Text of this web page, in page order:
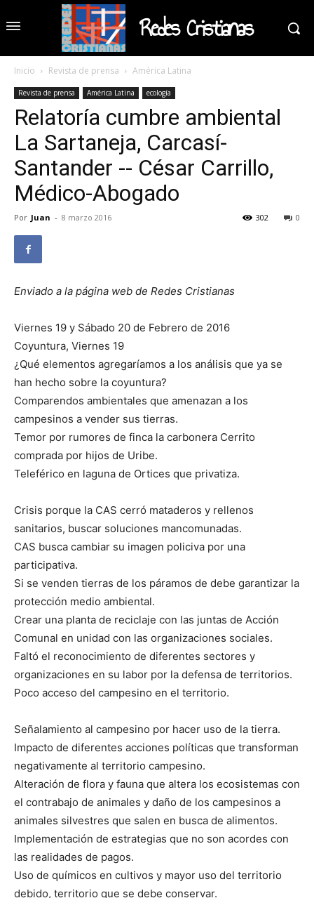
Redes Cristianas
Inicio Revista de prensa América Latina
Revista de prensa América Latina ecología
Relatoría cumbre ambiental
La Sartaneja, Carcasí-
Santander -- César Carrillo,
Médico-Abogado
Por Juan - 8 marzo 2016 0
302
Enviado a la página web de Redes Cristianas
Viernes 19 y Sábado 20 de Febrero de 2016
Coyuntura, Viernes 19
¿Qué elementos agregaríamos a los análisis que ya se
han hecho sobre la coyuntura?
Comparendos ambientales que amenazan a los
campesinos a vender sus tierras.
Temor por rumores de finca la carbonera Cerrito
comprada por hijos de Uribe.
Teleférico en laguna de Ortices que privatiza.
Crisis porque la CAS cerró mataderos y rellenos
sanitarios, buscar soluciones mancomunadas.
CAS busca cambiar su imagen policiva por una
participativa.
Si se venden tierras de los páramos de debe garantizar la
protección medio ambiental.
Crear una planta de reciclaje con las juntas de Acción
Comunal en unidad con las organizaciones sociales.
Faltó el reconocimiento de diferentes sectores y
organizaciones en su labor por la defensa de territorios.
Poco acceso del campesino en el territorio.
Señalamiento al campesino por hacer uso de la tierra.
Impacto de diferentes acciones políticas que transforman
negativamente al territorio campesino.
Alteración de flora y fauna que altera los ecosistemas con
el contrabajo de animales y daño de los campesinos a
animales silvestres que salen en busca de alimentos.
Implementación de estrategias que no son acordes con
las realidades de pagos.
Uso de químicos en cultivos y mayor uso del territorio
debido, territorio que se debe conservar.